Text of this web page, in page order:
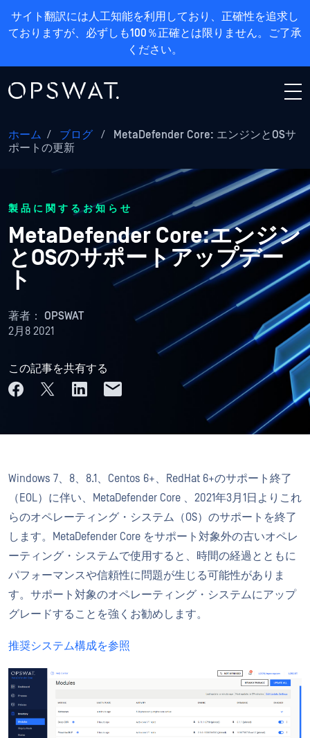
サイト翻訳には人工知能を利用しており、正確性を追求し
ておりますが、必ずしも100％正確とは限りません。ご了承
ください。
ホーム / ブログ /
MetaDefender Core: エンジンとOSサ
ポートの更新
製品に関するお知らせ
MetaDefender Core:エンジン
とOSのサポートアップデー
ト
著者： OPSWAT
2月8 2021
この記事を共有する
Windows 7、8、8.1、Centos 6+、RedHat 6+のサポート終了
（EOL）に伴い、MetaDefender Core 、2021年3月1日よりこれ
らのオペレーティング・システム（OS）のサポートを終了
します。MetaDefender Core をサポート対象外の古いオペレ
ーティング・システムで使用すると、時間の経過とともに
パフォーマンスや信頼性に問題が生じる可能性がありま
す。サポート対象のオペレーティング・システムにアップ
グレードすることを強くお勧めします。
推奨システム構成を参照